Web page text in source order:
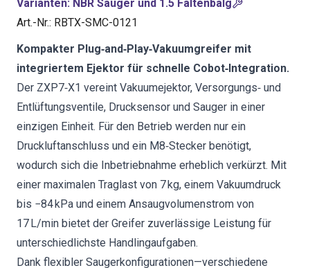
Varianten: NBR Sauger und 1.5 Faltenbalg
Art.-Nr.: RBTX-SMC-0121
Kompakter Plug‑and‑Play‑Vakuumgreifer mit
integriertem Ejektor für schnelle Cobot‑Integration.
Der ZXP7‑X1 vereint Vakuumejektor, Versorgungs‑ und
Entlüftungsventile, Drucksensor und Sauger in einer
einzigen Einheit. Für den Betrieb werden nur ein
Druckluftanschluss und ein M8‑Stecker benötigt,
wodurch sich die Inbetriebnahme erheblich verkürzt. Mit
einer maximalen Traglast von 7 kg, einem Vakuumdruck
bis −84 kPa und einem Ansaugvolumenstrom von
17 L/min bietet der Greifer zuverlässige Leistung für
unterschiedlichste Handlingaufgaben.
Dank flexibler Saugerkonfigurationen—verschiedene